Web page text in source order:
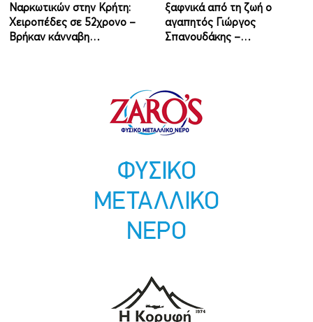
Ναρκωτικών στην Κρήτη:
Χειροπέδες σε 52χρονο –
Βρήκαν κάνναβη…
ξαφνικά από τη ζωή ο
αγαπητός Γιώργος
Σπανουδάκης –…